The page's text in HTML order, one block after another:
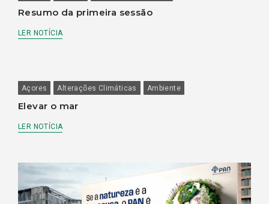
Resumo da primeira sessão
LER NOTÍCIA
Açores Alterações Climáticas Ambiente
Elevar o mar
LER NOTÍCIA